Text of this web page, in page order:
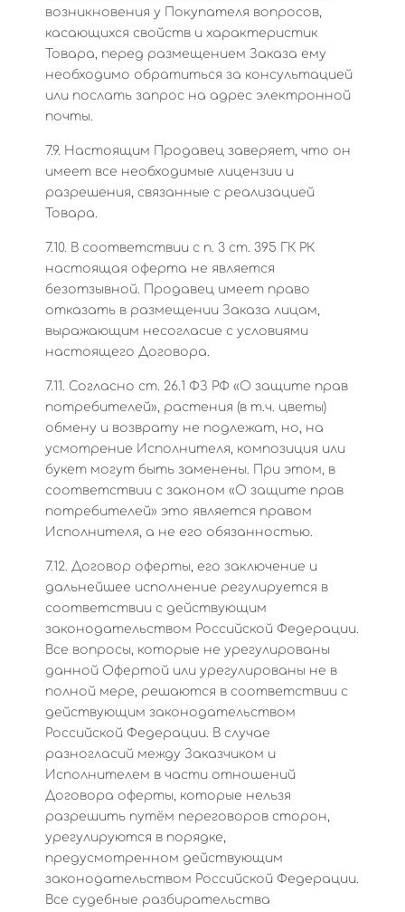
возникновения у Покупателя вопросов,
касающихся свойств и характеристик
Товара, перед размещением Заказа ему
необходимо обратиться за консультацией
или послать запрос на адрес электронной
почты.
7.9. Настоящим Продавец заверяет, что он
имеет все необходимые лицензии и
разрешения, связанные с реализацией
Товара.
7.10. В соответствии с п. 3 ст. 395 ГК РК
настоящая оферта не является
безотзывной. Продавец имеет право
отказать в размещении Заказа лицам,
выражающим несогласие с условиями
настоящего Договора.
7.11. Согласно ст. 26.1 ФЗ РФ «О защите прав
потребителей», растения (в т.ч. цветы)
обмену и возврату не подлежат, но, на
усмотрение Исполнителя, композиция или
букет могут быть заменены. При этом, в
соответствии с законом «О защите прав
потребителей» это является правом
Исполнителя, а не его обязанностью.
7.12. Договор оферты, его заключение и
дальнейшее исполнение регулируется в
соответствии с действующим
законодательством Российской Федерации.
Все вопросы, которые не урегулированы
данной Офертой или урегулированы не в
полной мере, решаются в соответствии с
действующим законодательством
Российской Федерации. В случае
разногласий между Заказчиком и
Исполнителем в части отношений
Договора оферты, которые нельзя
разрешить путём переговоров сторон,
урегулируются в порядке,
предусмотренном действующим
законодательством Российской Федерации.
Все судебные разбирательства